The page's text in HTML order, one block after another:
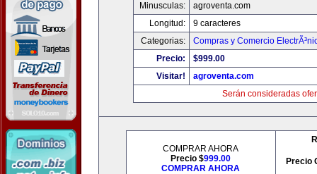
Minusculas:
agroventa.com
Longitud:
9 caracteres
Categorias:
Compras y Comercio
Precio:
$999.00
Visitar!
agroventa.com
Serán consideradas
COMPRAR AHORA
Precio $999.00
COMPRAR AHORA
Precio